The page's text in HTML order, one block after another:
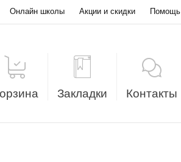
Онлайн школы Акции и скидки Помощь
Закладки Контакты